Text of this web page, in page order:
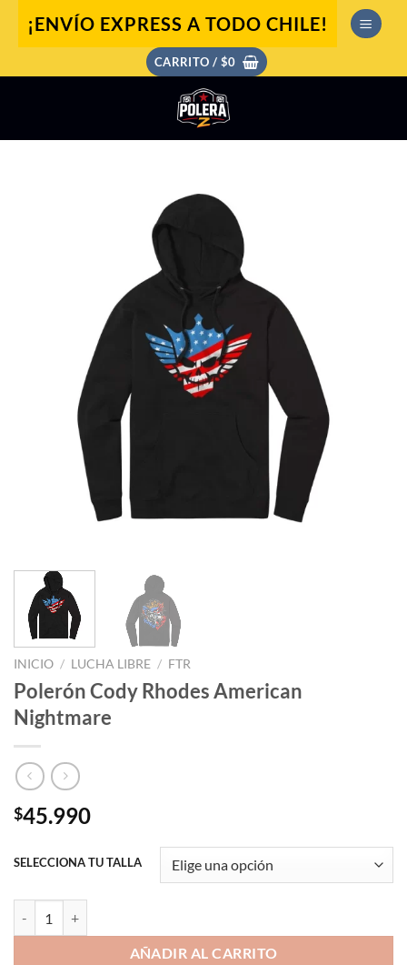
¡ENVÍO EXPRESS A TODO CHILE!
CARRITO / $0
INICIO / LUCHA LIBRE / FTR
Polerón Cody Rhodes American
Nightmare
$45.990
SELECCIONA TU TALLA
AÑADIR AL CARRITO